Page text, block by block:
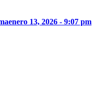
enero 13, 2026 - 9:07 pm